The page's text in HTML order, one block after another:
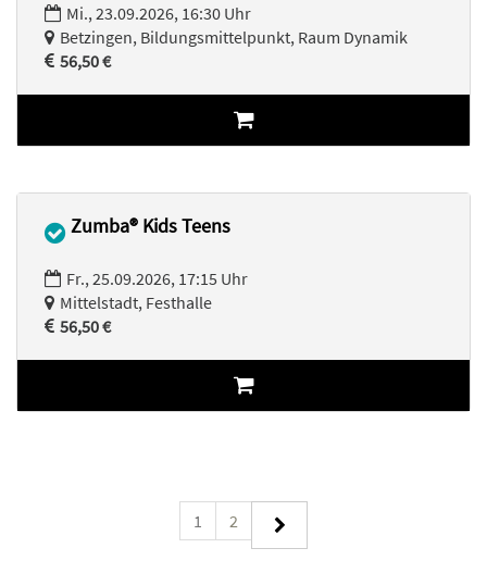
Mi., 23.09.2026, 16:30 Uhr
Betzingen, Bildungsmittelpunkt, Raum Dynamik
56,50 €
Zumba® Kids Teens
Fr., 25.09.2026, 17:15 Uhr
Mittelstadt, Festhalle
56,50 €
1 2